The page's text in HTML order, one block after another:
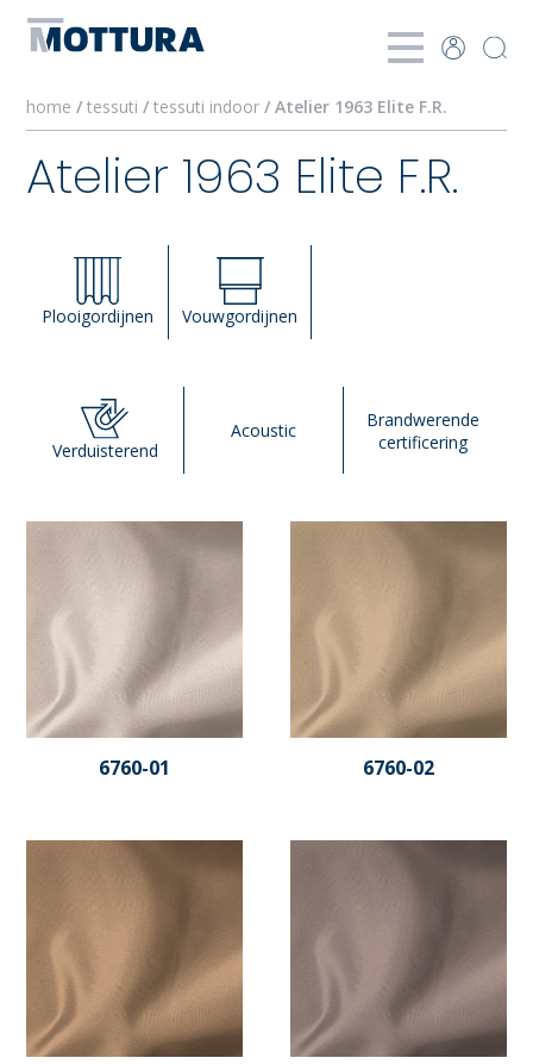
home /tessuti/tessuti indoor/ Atelier 1963 Elite F.R.
Atelier 1963 Elite F.R.
Plooigordijnen Vouwgordijnen
Verduisterend
Acoustic
Brandwerende
certificering
6760-01 6760-02